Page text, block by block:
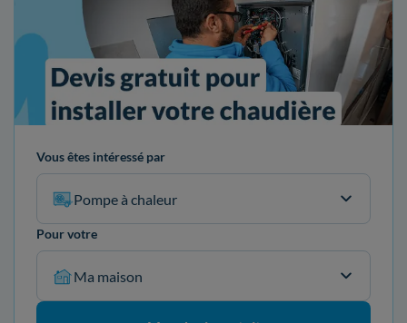
Vous êtes intéressé par
Pompe à chaleur
Pour votre
Ma maison